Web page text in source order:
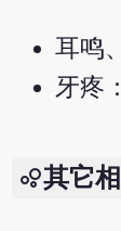
耳鸣
牙疼
其它